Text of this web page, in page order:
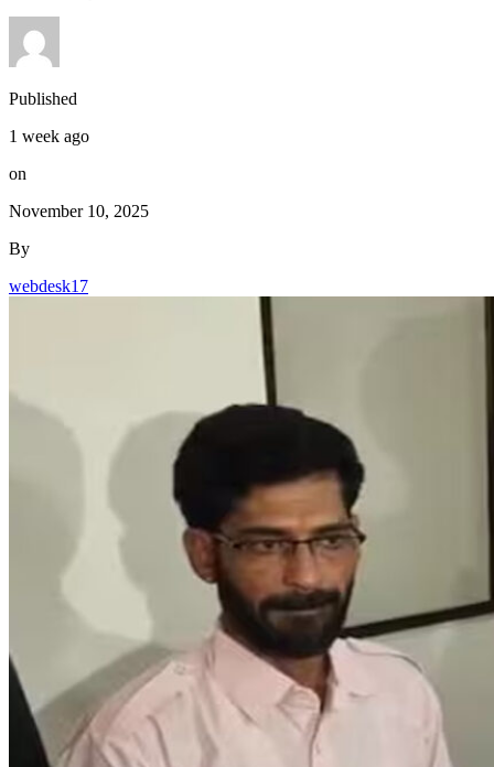
Published
1 week ago
on
November 10, 2025
By
webdesk17